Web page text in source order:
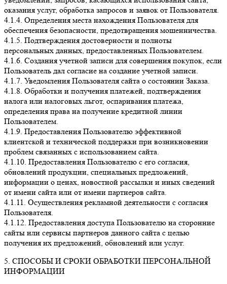
оказания услуг, обработка запросов и заявок от Пользователя.
4.1.4. Определения места нахождения Пользователя для
обеспечения безопасности, предотвращения мошенничества.
4.1.5. Подтверждения достоверности и полноты
персональных данных, предоставленных Пользователем.
4.1.6. Создания учетной записи для совершения покупок, если
Пользователь дал согласие на создание учетной записи.
4.1.7. Уведомления Пользователя сайта о состоянии Заказа.
4.1.8. Обработки и получения платежей, подтверждения
налога или налоговых льгот, оспаривания платежа,
определения права на получение кредитной линии
Пользователем.
4.1.9. Предоставления Пользователю эффективной
клиентской и технической поддержки при возникновении
проблем связанных с использованием сайта.
4.1.10. Предоставления Пользователю с его согласия,
обновлений продукции, специальных предложений,
информации о ценах, новостной рассылки и иных сведений
от имени сайта или от имени партнеров сайта.
4.1.11. Осуществления рекламной деятельности с согласия
Пользователя.
4.1.12. Предоставления доступа Пользователю на сторонние
сайты или сервисы партнеров данного сайта с целью
получения их предложений, обновлений или услуг.
5. СПОСОБЫ И СРОКИ ОБРАБОТКИ ПЕРСОНАЛЬНОЙ
ИНФОРМАЦИИ